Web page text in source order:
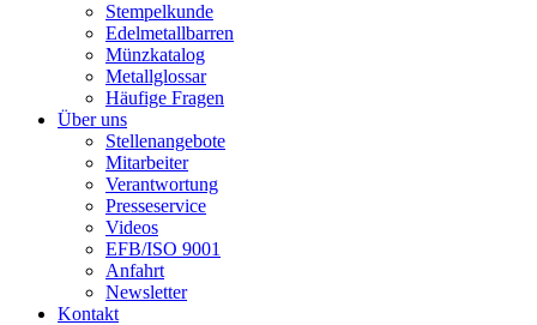
Stempelkunde
Edelmetallbarren
Münzkatalog
Metallglossar
Häufige Fragen
Über uns
Stellenangebote
Mitarbeiter
Verantwortung
Presseservice
Videos
EFB/ISO 9001
Anfahrt
Newsletter
Kontakt